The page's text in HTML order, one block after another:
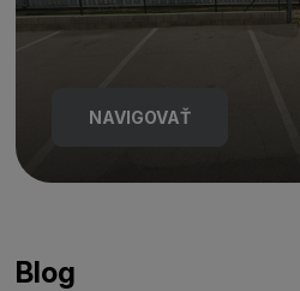
NAVIGOVAŤ
Blog